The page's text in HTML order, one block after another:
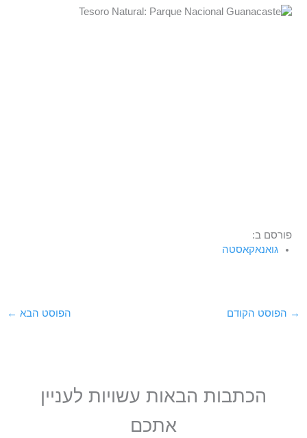
פורסם ב:
גואנאקאסטה
→ הפוסט הקודם הפוסט הבא ←
הכתבות הבאות עשויות לעניין
אתכם